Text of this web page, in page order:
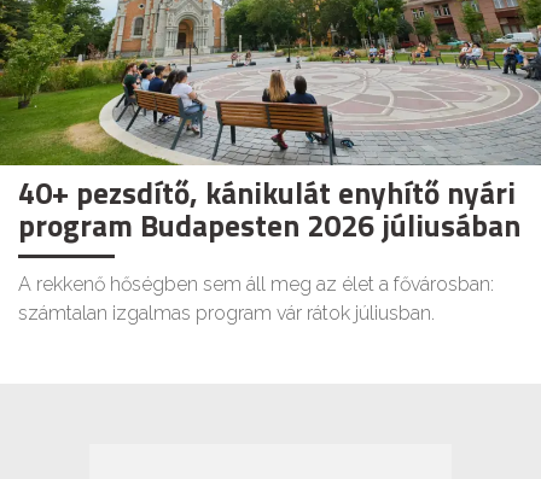
40+ pezsdítő, kánikulát enyhítő nyári
program Budapesten 2026 júliusában
A rekkenő hőségben sem áll meg az élet a fővárosban:
számtalan izgalmas program vár rátok júliusban.